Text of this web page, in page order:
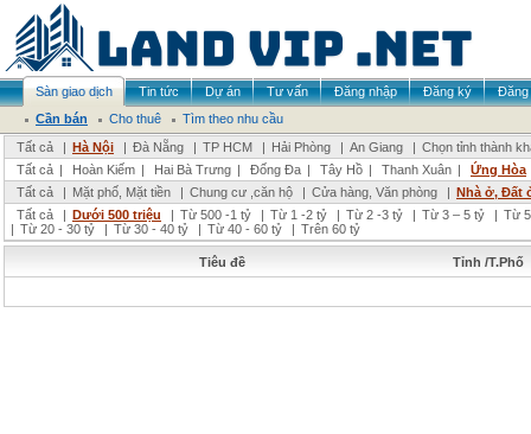
Sàn giao dịch Tin tức Dự án Tư vấn Đăng nhập Đăng ký
Đăng
Cần bán
Cho thuê
Tìm theo nhu cầu
Tất cả
| Hà Nội | Đà Nẵng | TP HCM | Hải Phòng | An Giang | Chọn tỉnh thành
Tất cả | Hoàn Kiếm | Hai Bà Trưng | Đống Đa | Tây Hồ | Thanh Xuân |
Ứng Hòa
Tất cả
| Mặt phố, Mặt tiền | Chung cư ,căn hộ | Cửa hàng, Văn phòng | Nhà ở, Đất
Tất cả
| Dưới 500 triệu | Từ 500 -1 tỷ | Từ 1 -2 tỷ | Từ 2 -3 tỷ | Từ 3 – 5 tỷ | Từ
| Từ 20 - 30 tỷ | Từ 30 - 40 tỷ | Từ 40 - 60 tỷ | Trên 60 tỷ
Tiêu đề Tỉnh /T.Phố